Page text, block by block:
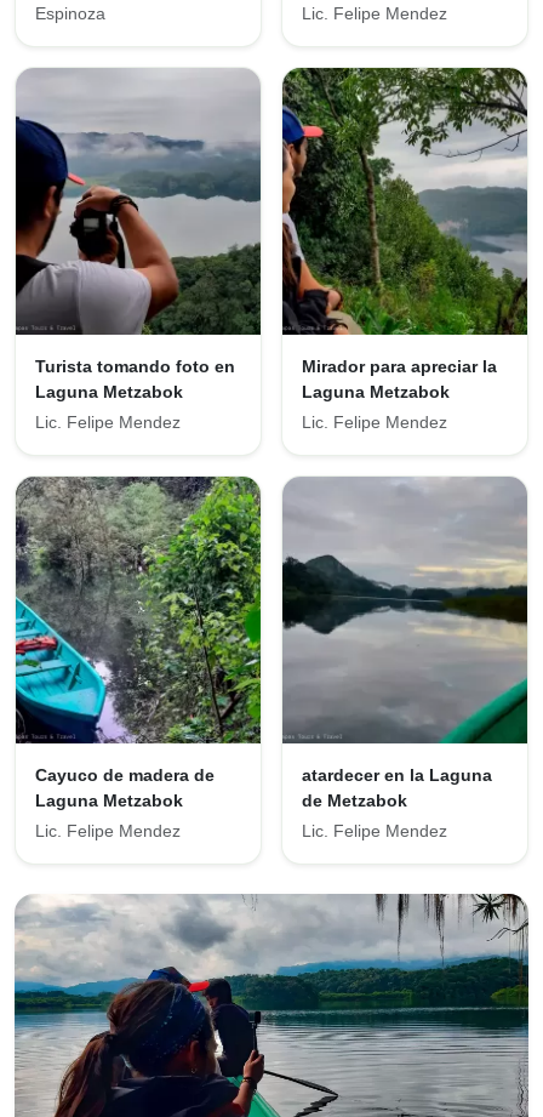
Espinoza
Lic. Felipe Mendez
Turista tomando foto en
Laguna Metzabok
Lic. Felipe Mendez
Mirador para apreciar la
Laguna Metzabok
Lic. Felipe Mendez
Cayuco de madera de
Laguna Metzabok
Lic. Felipe Mendez
atardecer en la Laguna
de Metzabok
Lic. Felipe Mendez